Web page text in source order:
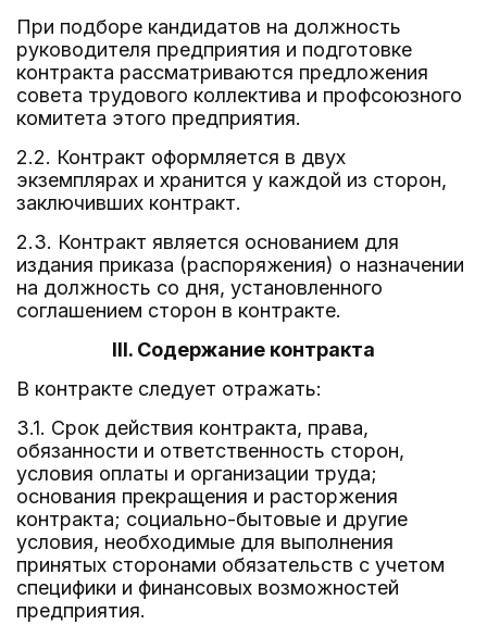
При подборе кандидатов на должность
руководителя предприятия и подготовке
контракта рассматриваются предложения
совета трудового коллектива и профсоюзного
комитета этого предприятия.
2.2. Контракт оформляется в двух
экземплярах и хранится у каждой из сторон,
заключивших контракт.
2.3. Контракт является основанием для
издания приказа (распоряжения) о назначении
на должность со дня, установленного
соглашением сторон в контракте.
III. Содержание контракта
В контракте следует отражать:
3.1. Срок действия контракта, права,
обязанности и ответственность сторон,
условия оплаты и организации труда;
основания прекращения и расторжения
контракта; социально-бытовые и другие
условия, необходимые для выполнения
принятых сторонами обязательств с учетом
специфики и финансовых возможностей
предприятия.